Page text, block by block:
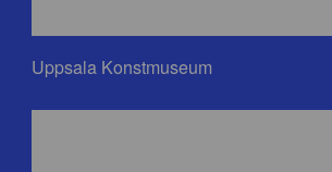
Uppsala Konstmuseum